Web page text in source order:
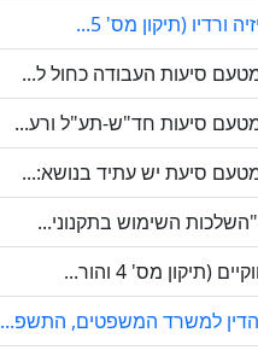
(תיקון מס' 5...
סיעות העבודה כחול ל...
סיעות חד"ש-תע"ל ורע...
סיעת יש עתיד בנושא:...
השימוש בתקנוני...
מס' 4 והור...
למשרד המשפטים, התשפ...